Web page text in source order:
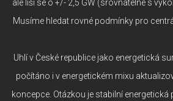
ale liší se o +/- 2,5 GW (srovnatelné s
Musíme hledat rovné podmínky pro
Uhlí v České republice jako energetická
počítáno i v energetickém mixu
koncepce. Otázkou je stabilní energetická